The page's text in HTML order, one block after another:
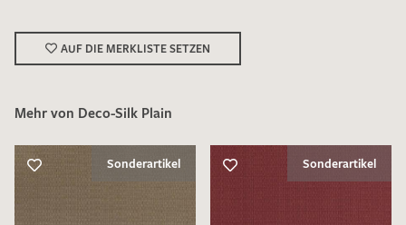
Ich bin damit einverstanden, dass meine angegebenen Daten
DieDatenschutzbestimmungen
AUF DIE MERKLISTE SETZEN
Mehr von Deco-Silk Plain
Sonderartikel Sonderartikel